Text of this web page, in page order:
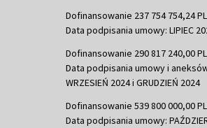
Dofinansowanie 237 754 754,24
Data podpisania umowy: LIPIEC
Dofinansowanie 290 817 240,00
Data podpisania umowy i
WRZESIEŃ 2024 i GRUDZIEŃ 2024
Dofinansowanie 539 800 000,00
Data podpisania umowy: